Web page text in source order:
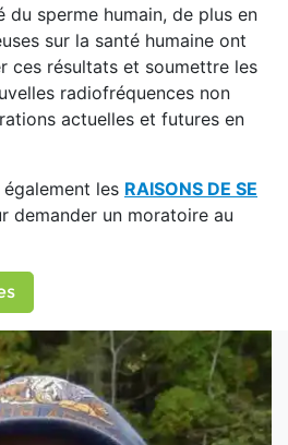
sperme humain, de plus en
sur la santé humaine ont
ces résultats et soumettre les
radiofréquences non
actuelles et futures en
les RAISONS DE SE
demander un moratoire au